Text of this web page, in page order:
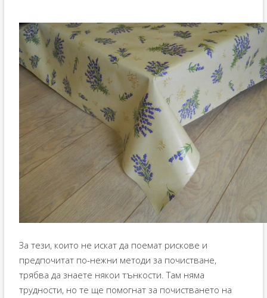
За тези, които не искат да поемат рискове и
предпочитат по-нежни методи за почистване,
трябва да знаете някои тънкости. Там няма
трудности, но те ще помогнат за почистването на